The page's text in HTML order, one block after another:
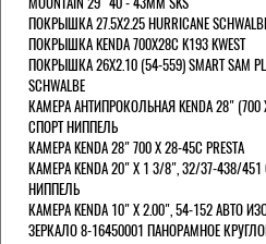
ПОКРЫШКА 27.5X2.25 HURRICANE
ПОКРЫШКА KENDA 700Х28С K193 KWEST
ПОКРЫШКА 26X2.10 (54-559) SMART SAM
SCHWALBE
КАМЕРА АНТИПРОКОЛЬНАЯ KENDA 28" (700
СПОРТ НИППЕЛЬ
КАМЕРА KENDA 28" 700 Х 28-45С PRESTA
КАМЕРА KENDA 20" Х 1 3/8", 32/37-438/
НИППЕЛЬ
КАМЕРА KENDA 10" Х 2.00", 54-152 АВТО
ЗЕРКАЛО 8-16450001 ПАНОРАМНОЕ